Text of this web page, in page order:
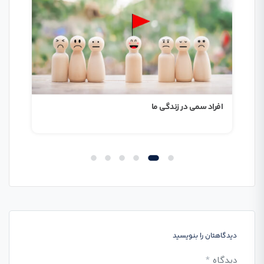
افراد سمی در زندگی ما
دیدگاهتان را بنویسید
دیدگاه *